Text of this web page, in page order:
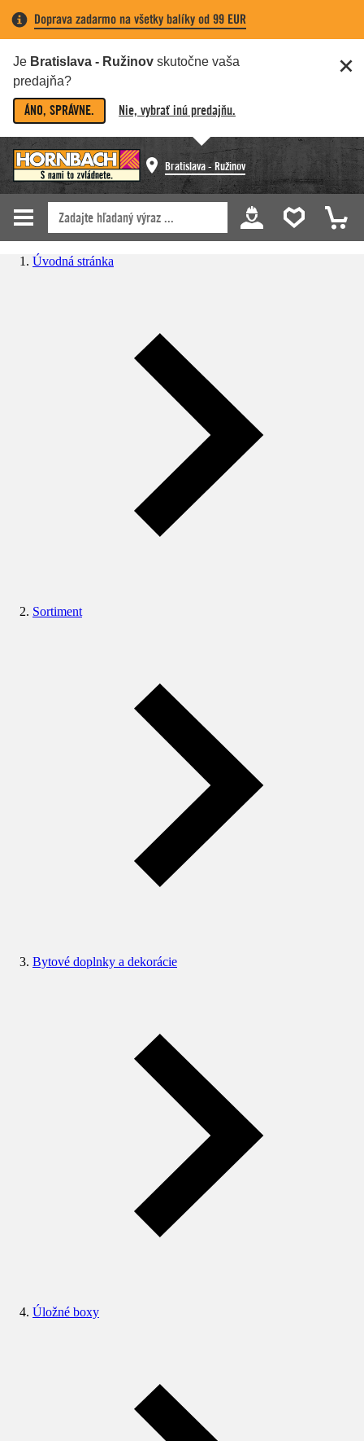
Doprava zadarmo na všetky balíky od 99 EUR
Je Bratislava - Ružinov skutočne vaša
predajňa?
ÁNO, SPRÁVNE. Nie, vybrať inú predajňu.
Bratislava - Ružinov
Úvodná stránka
Sortiment
Bytové doplnky a dekorácie
Úložné boxy